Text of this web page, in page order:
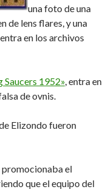
una foto de una
de lens flares, y una
en los archivos
Saucers 1952», entra en
de ovnis.
Elizondo fueron
promocionaba el
que el equipo del